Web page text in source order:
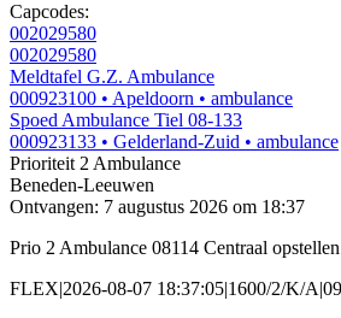
Capcodes:
002029580
002029580
Meldtafel G.Z. Ambulance
000923100 • Apeldoorn • ambulance
Spoed Ambulance Tiel 08-133
000923133 • Gelderland-Zuid • ambulance
Prioriteit 2 Ambulance
Beneden-Leeuwen
Ontvangen: 7 augustus 2026 om 18:37
Prio 2 Ambulance 08114 Centraal
FLEX|2026-08-07 18:37:05|1600/2/K/